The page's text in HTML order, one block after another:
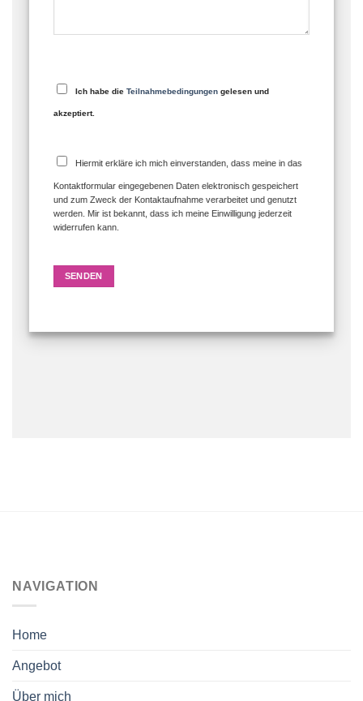
Ich habe die Teilnahmebedingungengelesen und
akzeptiert.
Hiermit erkläre ich mich einverstanden, dass meine in das
Kontaktformular eingegebenen Daten elektronisch gespeichert
und zum Zweck der Kontaktaufnahme verarbeitet und genutzt
werden. Mir ist bekannt, dass ich meine Einwilligung jederzeit
widerrufen kann.
NAVIGATION
Home
Angebot
Über mich